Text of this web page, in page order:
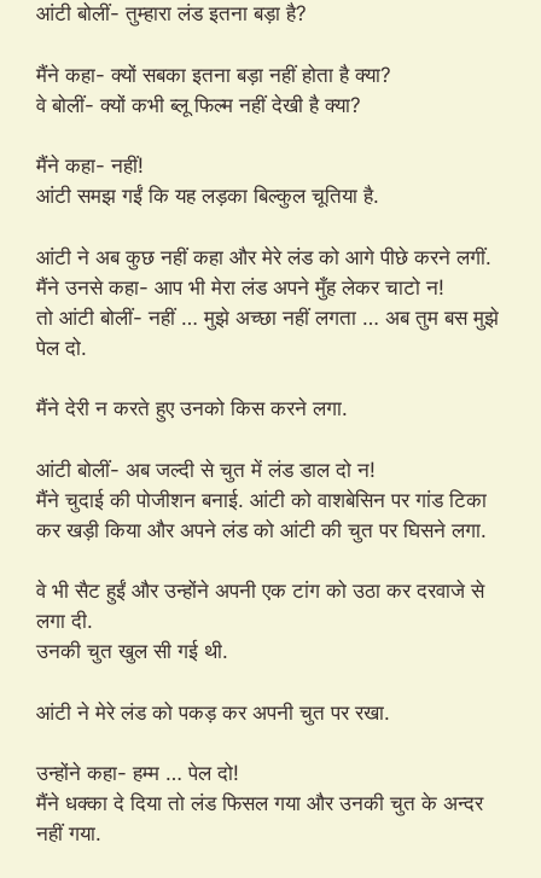
आंटी बोलीं- तुम्हारा लंड इतना बड़ा है?
मैंने कहा- क्यों सबका इतना बड़ा नहीं होता है क्या?
वे बोलीं- क्यों कभी ब्लू फिल्म नहीं देखी है क्या?
मैंने कहा- नहीं!
आंटी समझ गईं कि यह लड़का बिल्कुल चूतिया है.
आंटी ने अब कुछ नहीं कहा और मेरे लंड को आगे पीछे करने लगीं.
मैंने उनसे कहा- आप भी मेरा लंड अपने मुँह लेकर चाटो न!
तो आंटी बोलीं- नहीं … मुझे अच्छा नहीं लगता … अब तुम बस मुझे
पेल दो.
मैंने देरी न करते हुए उनको किस करने लगा.
आंटी बोलीं- अब जल्दी से चुत में लंड डाल दो न!
मैंने चुदाई की पोजीशन बनाई. आंटी को वाशबेसिन पर गांड टिका
कर खड़ी किया और अपने लंड को आंटी की चुत पर घिसने लगा.
वे भी सैट हुईं और उन्होंने अपनी एक टांग को उठा कर दरवाजे से
लगा दी.
उनकी चुत खुल सी गई थी.
आंटी ने मेरे लंड को पकड़ कर अपनी चुत पर रखा.
उन्होंने कहा- हम्म … पेल दो!
मैंने धक्का दे दिया तो लंड फिसल गया और उनकी चुत के अन्दर
नहीं गया.